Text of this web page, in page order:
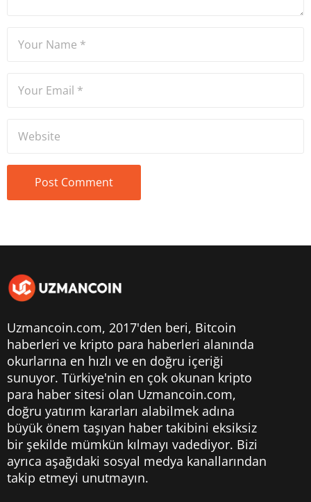
Uzmancoin.com, 2017'den beri, Bitcoin
haberleri ve kripto para haberleri alanında
okurlarına en hızlı ve en doğru içeriği
sunuyor. Türkiye'nin en çok okunan kripto
para haber sitesi olan Uzmancoin.com,
doğru yatırım kararları alabilmek adına
büyük önem taşıyan haber takibini eksiksiz
bir şekilde mümkün kılmayı vadediyor. Bizi
ayrıca aşağıdaki sosyal medya kanallarından
takip etmeyi unutmayın.